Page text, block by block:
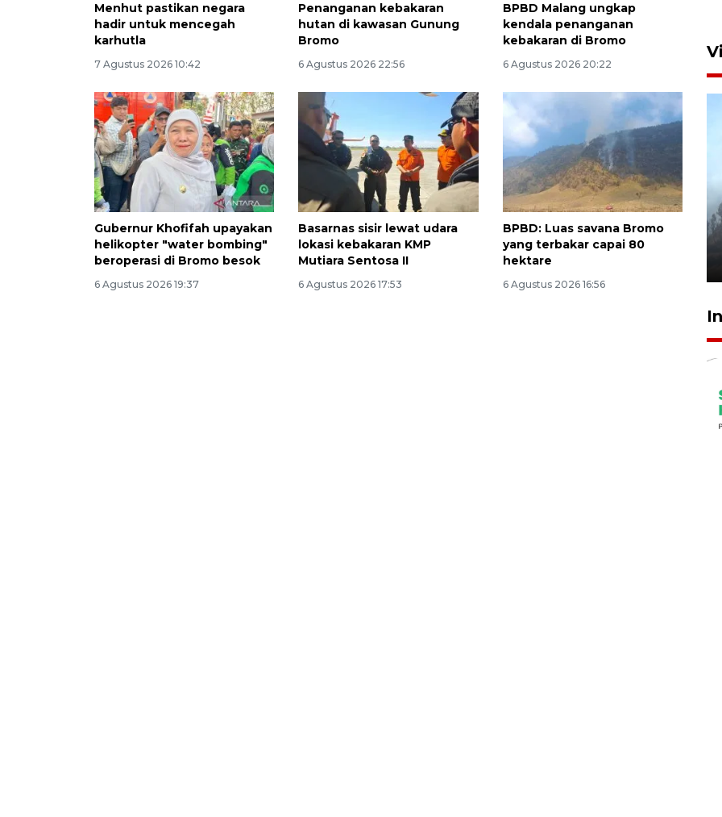
Menhut pastikan negara
hadir untuk mencegah
karhutla
7 Agustus 2026 10:42
Penanganan kebakaran
hutan di kawasan Gunung
Bromo
6 Agustus 2026 22:56
BPBD Malang ungkap
kendala penanganan
kebakaran di Bromo
6 Agustus 2026 20:22
Gubernur Khofifah upayakan
helikopter "water bombing"
beroperasi di Bromo besok
6 Agustus 2026 19:37
Basarnas sisir lewat udara
lokasi kebakaran KMP
Mutiara Sentosa II
6 Agustus 2026 17:53
BPBD: Luas savana Bromo
yang terbakar capai 80
hektare
6 Agustus 2026 16:56
BPBD Jatim kerahkan "Drone
Water Spray" bantu padamkan
kebakaran Bromo
6 Agustus 2026 18:23